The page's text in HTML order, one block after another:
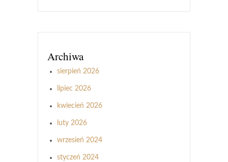
Archiwa
sierpień 2026
lipiec 2026
kwiecień 2026
luty 2026
wrzesień 2024
styczeń 2024